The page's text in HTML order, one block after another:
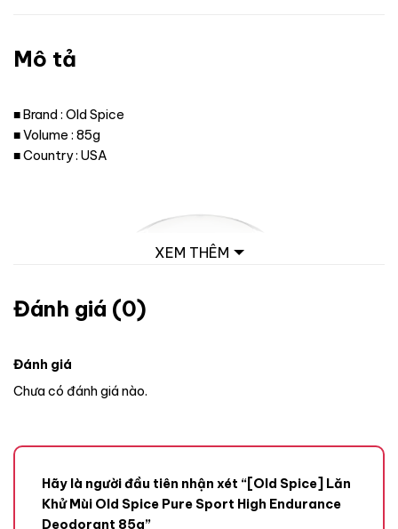
Mô tả
■ Brand : Old Spice
■ Volume : 85g
■ Country : USA
XEM THÊM
Đánh giá (0)
Đánh giá
Chưa có đánh giá nào.
Hãy là người đầu tiên nhận xét “[Old Spice] Lăn
Khử Mùi Old Spice Pure Sport High Endurance
Deodorant 85g”